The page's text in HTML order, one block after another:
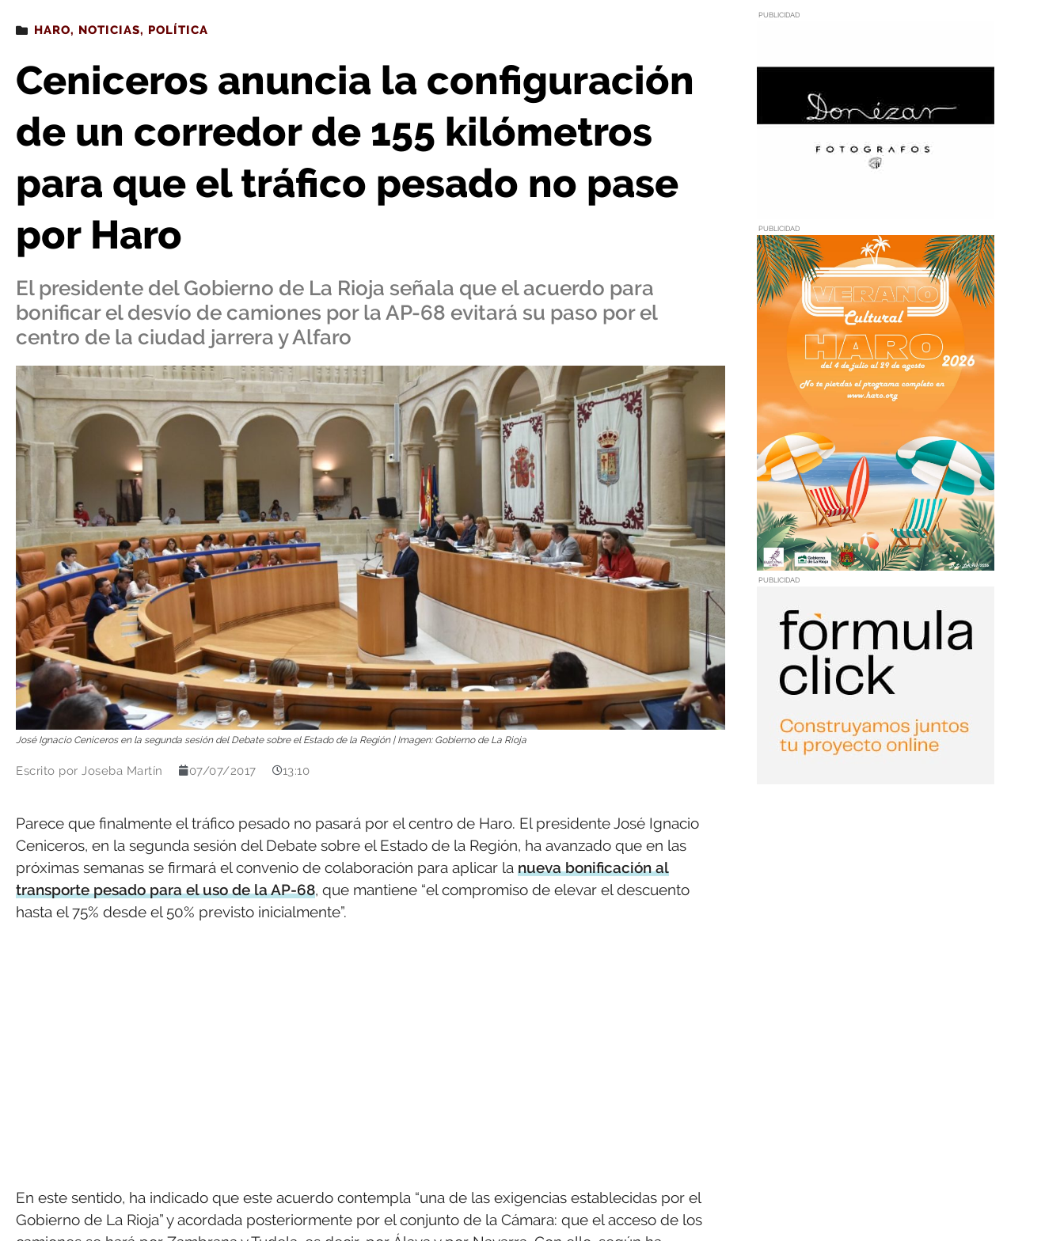
HARO, NOTICIAS, POLÍTICA
Ceniceros anuncia la configuración
de un corredor de 155 kilómetros
para que el tráfico pesado no pase
por Haro
El presidente del Gobierno de La Rioja señala que el acuerdo para
bonificar el desvío de camiones por la AP-68 evitará su paso por el
centro de la ciudad jarrera y Alfaro
José Ignacio Ceniceros en la segunda sesión del Debate sobre el Estado de la Región | Imagen: Gobierno de La Rioja
Escrito por Joseba Martín 07/07/2017 13:10
Parece que finalmente el tráfico pesado no pasará por el centro de Haro. El presidente José Ignacio
Ceniceros, en la segunda sesión del Debate sobre el Estado de la Región, ha avanzado que en las
próximas semanas se firmará el convenio de colaboración para aplicar la nueva bonificación al
transporte pesado para el uso de la AP-68, que mantiene “el compromiso de elevar el descuento
hasta el 75% desde el 50% previsto inicialmente”.
En este sentido, ha indicado que este acuerdo contempla “una de las exigencias establecidas por el
Gobierno de La Rioja” y acordada posteriormente por el conjunto de la Cámara: que el acceso de los
PUBLICIDAD
PUBLICIDAD
PUBLICIDAD